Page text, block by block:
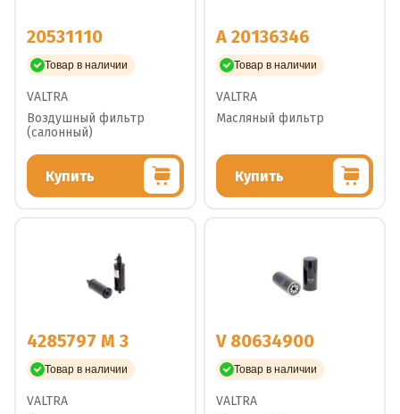
20531110
Товар в наличии
VALTRA
Воздушный фильтр
(салонный)
Купить
A 20136346
Товар в наличии
VALTRA
Масляный фильтр
Купить
4285797 M 3
Товар в наличии
VALTRA
V 80634900
Товар в наличии
VALTRA